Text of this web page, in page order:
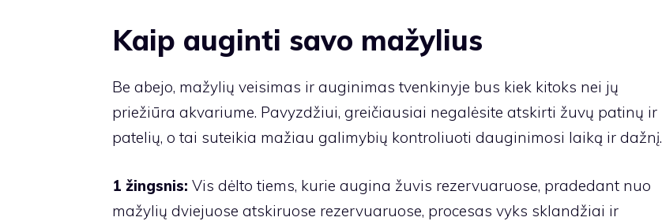
Kaip auginti savo mažylius
Be abejo, mažylių veisimas ir auginimas tvenkinyje bus kiek kitoks nei jų
priežiūra akvariume. Pavyzdžiui, greičiausiai negalėsite atskirti žuvų patinų ir
patelių, o tai suteikia mažiau galimybių kontroliuoti dauginimosi laiką ir dažnį.
1 žingsnis: Vis dėlto tiems, kurie augina žuvis rezervuaruose, pradedant nuo
mažylių dviejuose atskiruose rezervuaruose, procesas vyks sklandžiai ir